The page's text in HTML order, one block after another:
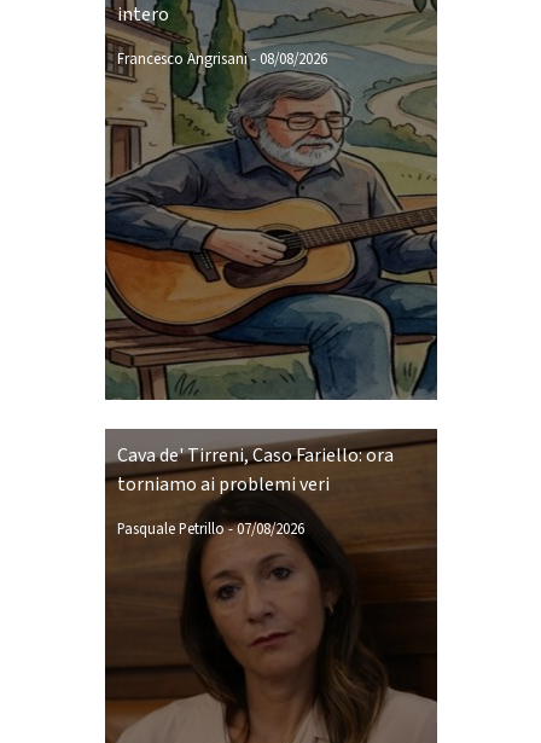
intero
Francesco Angrisani-08/08/2026
Cava de' Tirreni, Caso Fariello: ora
torniamo ai problemi veri
Pasquale Petrillo-07/08/2026